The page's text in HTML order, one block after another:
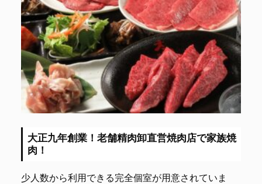
大正九年創業！老舗精肉卸直営焼肉店で家族焼
肉！
少人数から利用できる完全個室が用意されていま